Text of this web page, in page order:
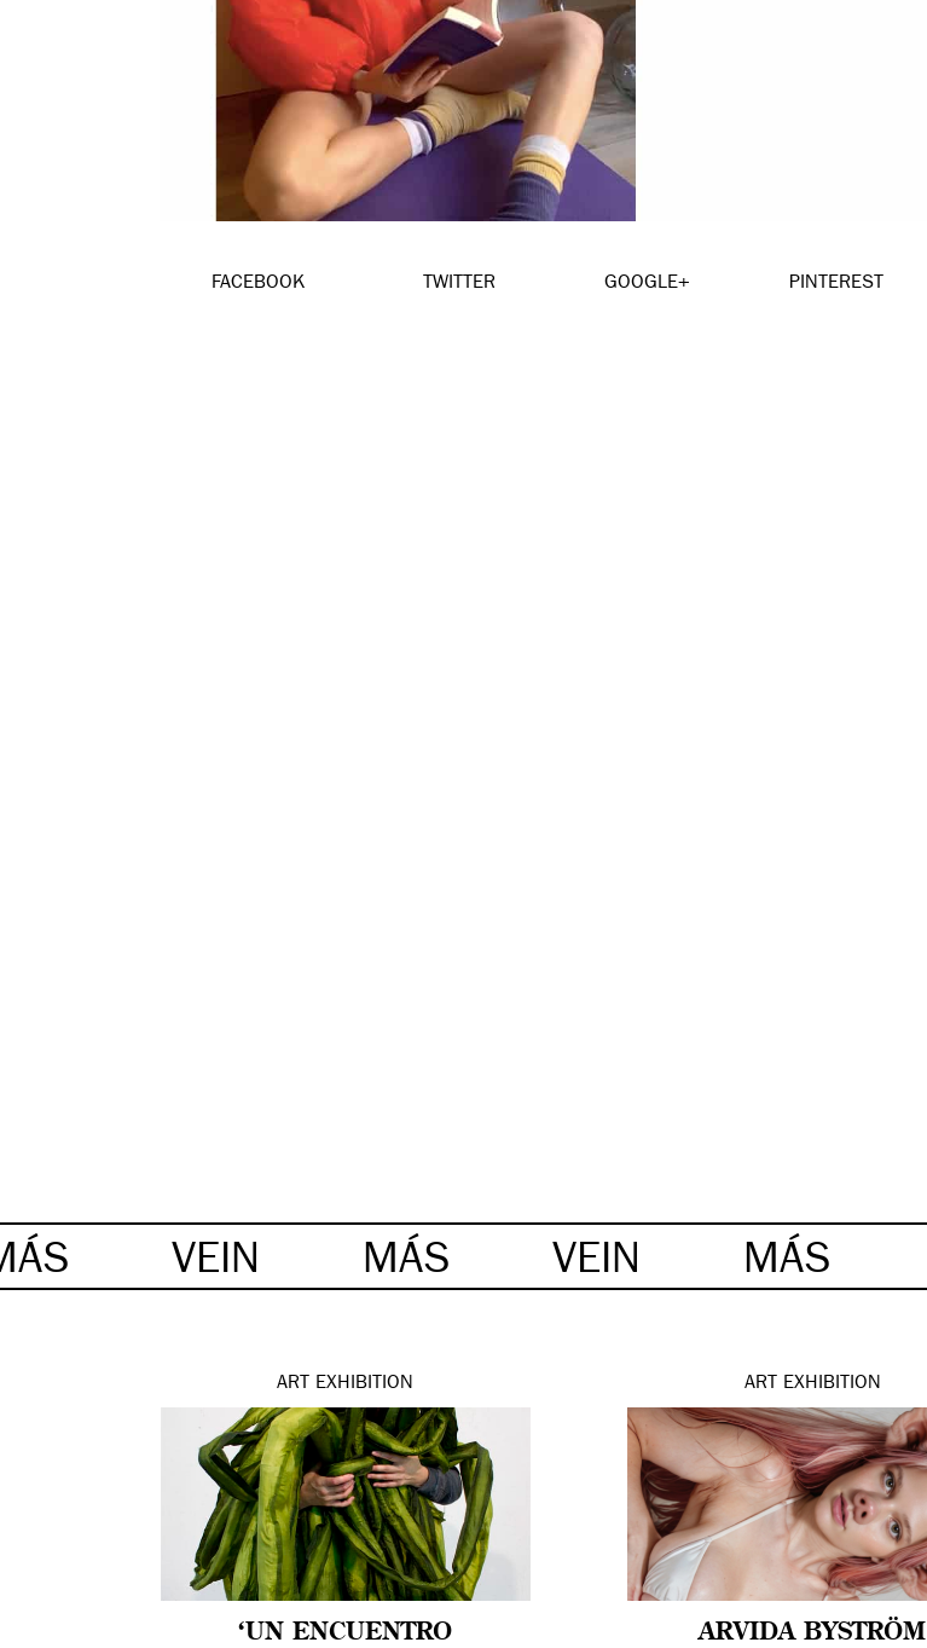
FACEBOOK TWITTER GOOGLE+ PINTEREST
VEIN MÁS VEIN MÁS
ART EXHIBITION
‘UN ENCUENTRO
ART EXHIBITION
ARVIDA BYSTRÖM